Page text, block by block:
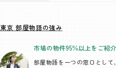
東京 部屋物語の強み
市場の物件95％以上を ご紹
部屋物語を一つの窓口として